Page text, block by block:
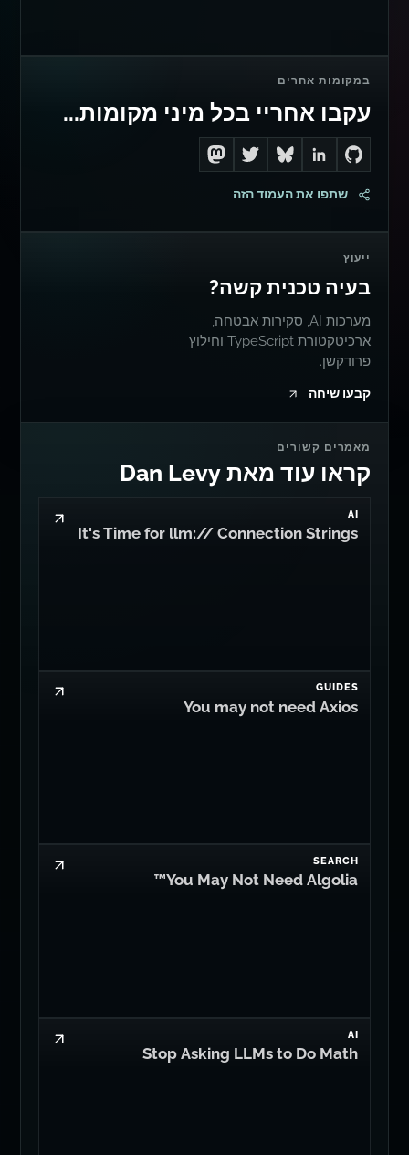
במקומות אחרים
עקבו אחריי בכל מיני מקומות...
Go to Dan's GitHub
Connect with me on LinkedIn
Follow me on Bluesky
Follow me on Twitter
Follow me on Mastodon
שתפו את העמוד הזה
ייעוץ
בעיה טכנית קשה?
מערכות AI, סקירות אבטחה,
ארכיטקטורת TypeScript וחילוץ
פרודקשן.
קבעו שיחה
מאמרים קשורים
קראו עוד מאת Dan Levy
AI
It's Time for llm:// Connection Strings
GUIDES
You may not need Axios
SEARCH
You May Not Need Algolia™
AI
Stop Asking LLMs to Do Math